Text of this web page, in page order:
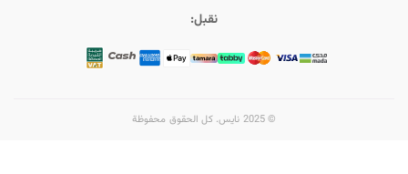
نقبل:
© 2025 نايس. كل الحقوق محفوظة